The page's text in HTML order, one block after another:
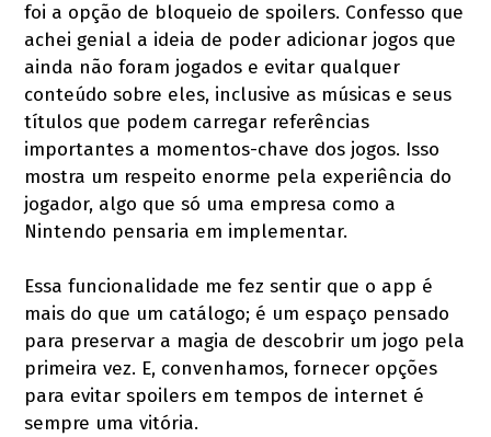
foi a opção de bloqueio de spoilers. Confesso que
achei genial a ideia de poder adicionar jogos que
ainda não foram jogados e evitar qualquer
conteúdo sobre eles, inclusive as músicas e seus
títulos que podem carregar referências
importantes a momentos-chave dos jogos. Isso
mostra um respeito enorme pela experiência do
jogador, algo que só uma empresa como a
Nintendo pensaria em implementar.
Essa funcionalidade me fez sentir que o app é
mais do que um catálogo; é um espaço pensado
para preservar a magia de descobrir um jogo pela
primeira vez. E, convenhamos, fornecer opções
para evitar spoilers em tempos de internet é
sempre uma vitória.